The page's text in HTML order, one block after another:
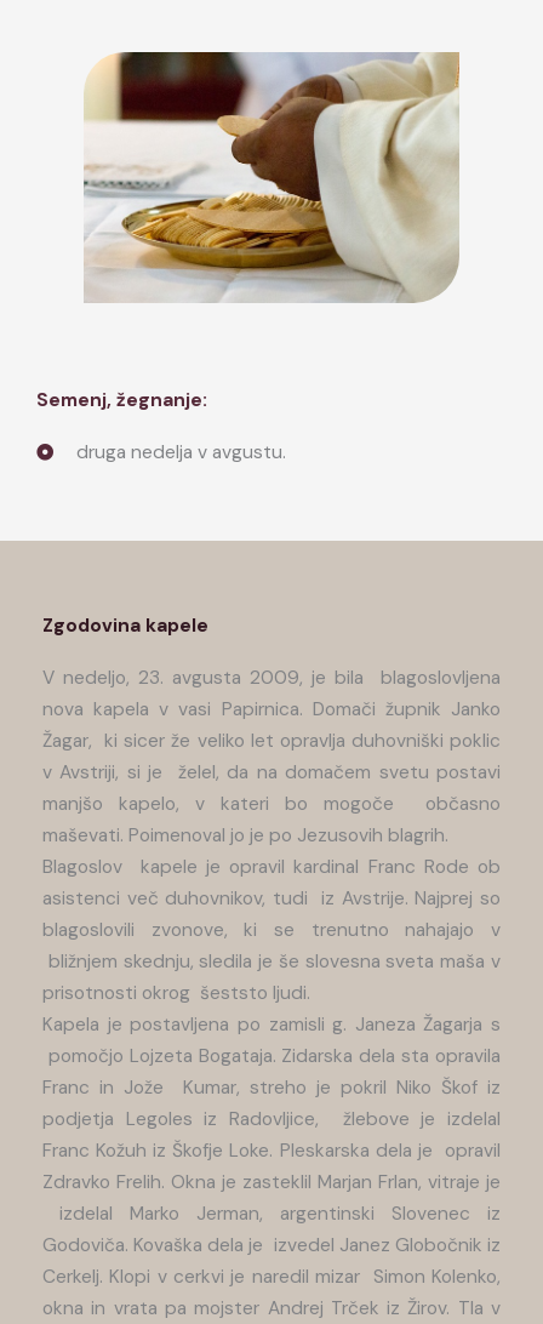
Semenj, žegnanje:
druga nedelja v avgustu.
Zgodovina kapele
V nedeljo, 23. avgusta 2009, je bila blagoslovljena
nova kapela v vasi Papirnica. Domači župnik Janko
Žagar, ki sicer že veliko let opravlja duhovniški poklic
v Avstriji, si je želel, da na domačem svetu postavi
manjšo kapelo, v kateri bo mogoče občasno
maševati. Poimenoval jo je po Jezusovih blagrih.
Blagoslov kapele je opravil kardinal Franc Rode ob
asistenci več duhovnikov, tudi iz Avstrije. Najprej so
blagoslovili zvonove, ki se trenutno nahajajo v
bližnjem skednju, sledila je še slovesna sveta maša v
prisotnosti okrog šeststo ljudi.
Kapela je postavljena po zamisli g. Janeza Žagarja s
pomočjo Lojzeta Bogataja. Zidarska dela sta opravila
Franc in Jože Kumar, streho je pokril Niko Škof iz
podjetja Legoles iz Radovljice, žlebove je izdelal
Franc Kožuh iz Škofje Loke. Pleskarska dela je opravil
Zdravko Frelih. Okna je zasteklil Marjan Frlan, vitraje je
izdelal Marko Jerman, argentinski Slovenec iz
Godoviča. Kovaška dela je izvedel Janez Globočnik iz
Cerkelj. Klopi v cerkvi je naredil mizar Simon Kolenko,
okna in vrata pa mojster Andrej Trček iz Žirov. Tla v